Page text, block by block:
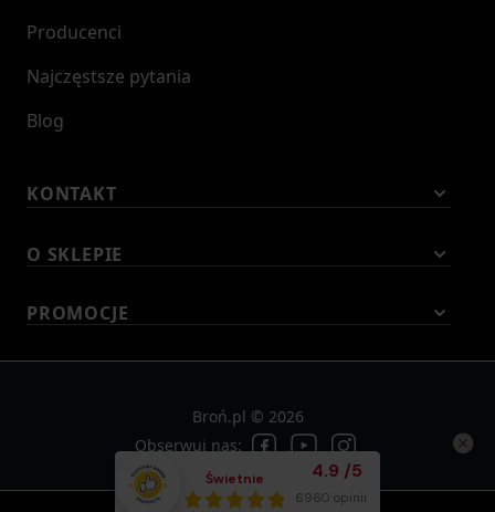
Świetnie Średnia ocena
4.9 /5
Łącznie opinii:
6960 opinii
Producenci
Najczęstsze pytania
Blog
KONTAKT
O SKLEPIE
PROMOCJE
Broń.pl © 2026
Obserwuj nas: